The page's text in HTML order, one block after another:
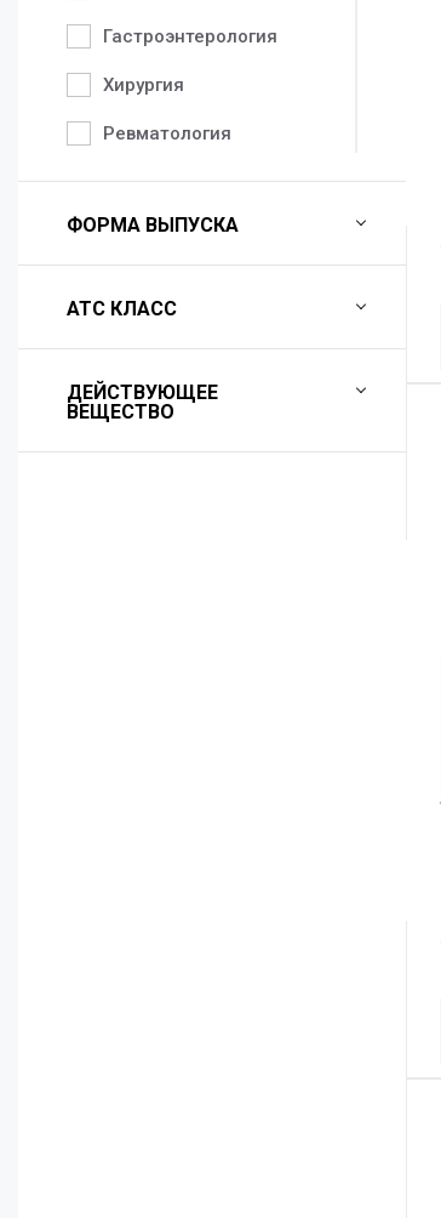
Гастроэнтерология
Хирургия
Ревматология
Педиатрия
Неврология
Травматология
Терапия
ФОРМА ВЫПУСКА
АТС КЛАСС
ДЕЙСТВУЮЩЕЕ
ВЕЩЕСТВО